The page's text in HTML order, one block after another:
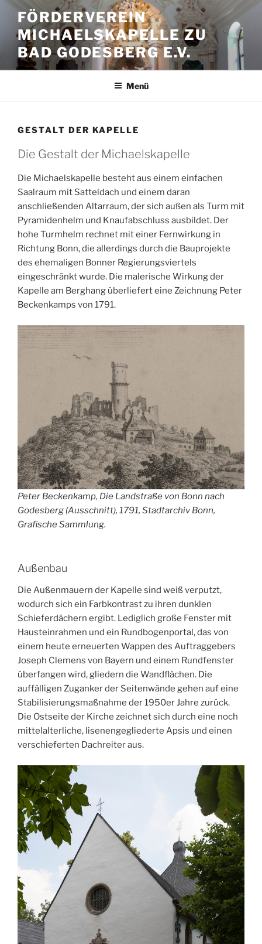
Zum
Inhalt
springen
FÖRDERVEREIN
MICHAELSKAPELLE ZU
BAD GODESBERG E.V.
Menü
GESTALT DER KAPELLE
Die Gestalt der Michaelskapelle
Die Michaelskapelle besteht aus einem einfachen
Saalraum mit Satteldach und einem daran
anschließenden Altarraum, der sich außen als Turm mit
Pyramidenhelm und Knaufabschluss ausbildet. Der
hohe Turmhelm rechnet mit einer Fernwirkung in
Richtung Bonn, die allerdings durch die Bauprojekte
des ehemaligen Bonner Regierungsviertels
eingeschränkt wurde. Die malerische Wirkung der
Kapelle am Berghang überliefert eine Zeichnung Peter
Beckenkamps von 1791.
Peter Beckenkamp, Die Landstraße von Bonn nach
Godesberg (Ausschnitt), 1791, Stadtarchiv Bonn,
Grafische Sammlung.
Außenbau
Die Außenmauern der Kapelle sind weiß verputzt,
wodurch sich ein Farbkontrast zu ihren dunklen
Schieferdächern ergibt. Lediglich große Fenster mit
Hausteinrahmen und ein Rundbogenportal, das von
einem heute erneuerten Wappen des Auftraggebers
Joseph Clemens von Bayern und einem Rundfenster
überfangen wird, gliedern die Wandflächen. Die
auffälligen Zuganker der Seitenwände gehen auf eine
Stabilisierungsmaßnahme der 1950er Jahre zurück.
Die Ostseite der Kirche zeichnet sich durch eine noch
mittelalterliche, lisenengegliederte Apsis und einen
verschieferten Dachreiter aus.